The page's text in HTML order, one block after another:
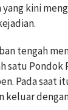
yang kini
tengah
satu Pondok
Pada saat
keluar